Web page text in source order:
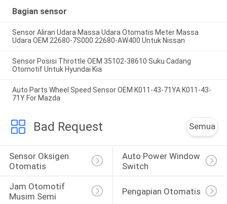
Bagian sensor
Sensor Aliran Udara Massa Udara Otomatis Meter Massa
Udara OEM 22680-7S000 22680-AW400 Untuk Nissan
Sensor Posisi Throttle OEM 35102-38610 Suku Cadang
Otomotif Untuk Hyundai Kia
Auto Parts Wheel Speed Sensor OEM K011-43-71YA K011-43-
71Y For Mazda
Bad Request Semua
Sensor Oksigen
Otomatis
Auto Power Window
Switch
Jam Otomotif
Musim Semi
Pengapian Otomatis